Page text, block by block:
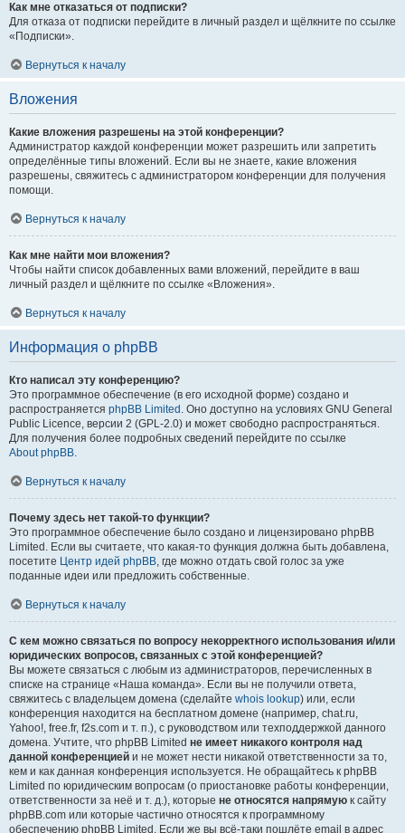
Как мне отказаться от подписки?
Для отказа от подписки перейдите в личный раздел и щёлкните по ссылке
«Подписки».
Вернуться к началу
Вложения
Какие вложения разрешены на этой конференции?
Администратор каждой конференции может разрешить или запретить
определённые типы вложений. Если вы не знаете, какие вложения
разрешены, свяжитесь с администратором конференции для получения
помощи.
Вернуться к началу
Как мне найти мои вложения?
Чтобы найти список добавленных вами вложений, перейдите в ваш
личный раздел и щёлкните по ссылке «Вложения».
Вернуться к началу
Информация о phpBB
Кто написал эту конференцию?
Это программное обеспечение (в его исходной форме) создано и
распространяется phpBB Limited . Оно доступно на условиях GNU General
Public Licence, версии 2 (GPL-2.0) и может свободно распространяться.
Для получения более подробных сведений перейдите по ссылке
About phpBB.
Вернуться к началу
Почему здесь нет такой-то функции?
Это программное обеспечение было создано и лицензировано phpBB
Limited. Если вы считаете, что какая-то функция должна быть добавлена,
посетите Центр идей phpBB, где можно отдать свой голос за уже
поданные идеи или предложить собственные.
Вернуться к началу
С кем можно связаться по вопросу некорректного использования и/или
юридических вопросов, связанных с этой конференцией?
Вы можете связаться с любым из администраторов, перечисленных в
списке на странице «Наша команда». Если вы не получили ответа,
свяжитесь с владельцем домена (сделайте whois lookup) или, если
конференция находится на бесплатном домене (например, chat.ru,
Yahoo!, free.fr, f2s.com и т. п.), с руководством или техподдержкой данного
домена. Учтите, что phpBB Limited не имеет никакого контроля над
данной конференцией и не может нести никакой ответственности за то,
кем и как данная конференция используется. Не обращайтесь к phpBB
Limited по юридическим вопросам (о приостановке работы конференции,
ответственности за неё и т. д.), которые не относятся напрямую к сайту
phpBB.com или которые частично относятся к программному
обеспечению phpBB Limited. Если же вы всё-таки пошлёте email в адрес